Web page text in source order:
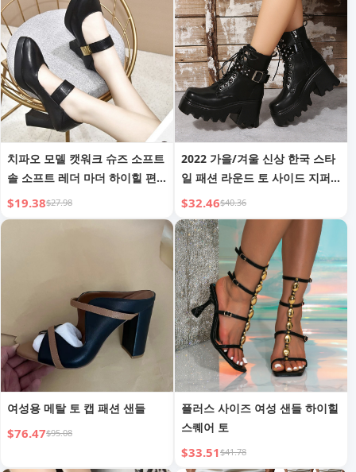
치파오 모델 캣워크 슈즈 소프트
솔 소프트 레더 마더 하이힐 편
안한 싱글 슈즈 소프트 레더 레
더 슈즈 중년 여성 신발
$19.38$27.98
2022 가을/겨울 신상 한국 스타
일 패션 라운드 토 사이드 지퍼
미들 힐 두꺼운 밑창 패션 캐주
얼 플러스 사이즈 마틴 부츠 가
죽 부츠
$32.46$40.36
여성용 메탈 토 캡 패션 샌들
$76.47$95.08
플러스 사이즈 여성 샌들 하이힐
스퀘어 토
$33.51$41.78